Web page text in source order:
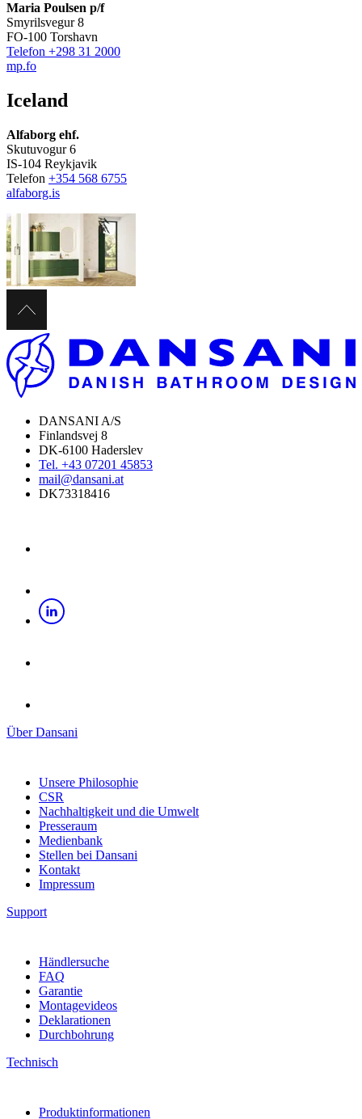
Maria Poulsen p/f
Smyrilsvegur 8
FO-100 Torshavn
Telefon +298 31 2000
mp.fo
Iceland
Alfaborg ehf.
Skutuvogur 6
IS-104 Reykjavik
Telefon +354 568 6755
alfaborg.is
DANSANI A/S
Finlandsvej 8
DK-6100 Haderslev
Tel. +43 07201 45853
mail@dansani.at
DK73318416
Über Dansani
Unsere Philosophie
CSR
Nachhaltigkeit und die Umwelt
Presseraum
Medienbank
Stellen bei Dansani
Kontakt
Impressum
Support
Händlersuche
FAQ
Garantie
Montagevideos
Deklarationen
Durchbohrung
Technisch
Produktinformationen